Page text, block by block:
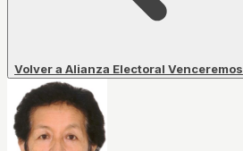
Volver a Alianza Electoral Venceremos